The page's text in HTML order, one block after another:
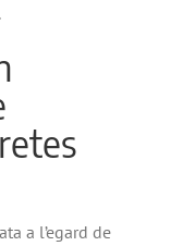
a l’egard de